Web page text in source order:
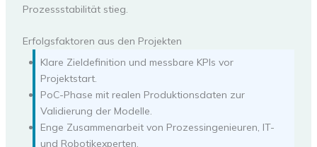
Prozessstabilität stieg.
Erfolgsfaktoren aus den Projekten
Klare Zieldefinition und messbare KPIs vor
Projektstart.
PoC-Phase mit realen Produktionsdaten zur
Validierung der Modelle.
Enge Zusammenarbeit von Prozessingenieuren, IT-
und Robotikexperten.